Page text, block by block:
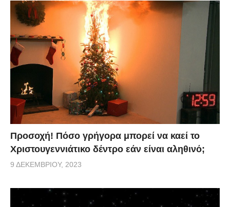
Προσοχή! Πόσο γρήγορα μπορεί να καεί το
Χριστουγεννιάτικο δέντρο εάν είναι αληθινό;
9 ΔΕΚΕΜΒΡΊΟΥ, 2023